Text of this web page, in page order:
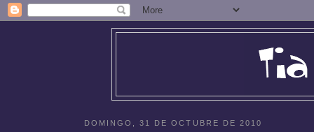
DOMINGO, 31 DE OCTUBRE DE 2010